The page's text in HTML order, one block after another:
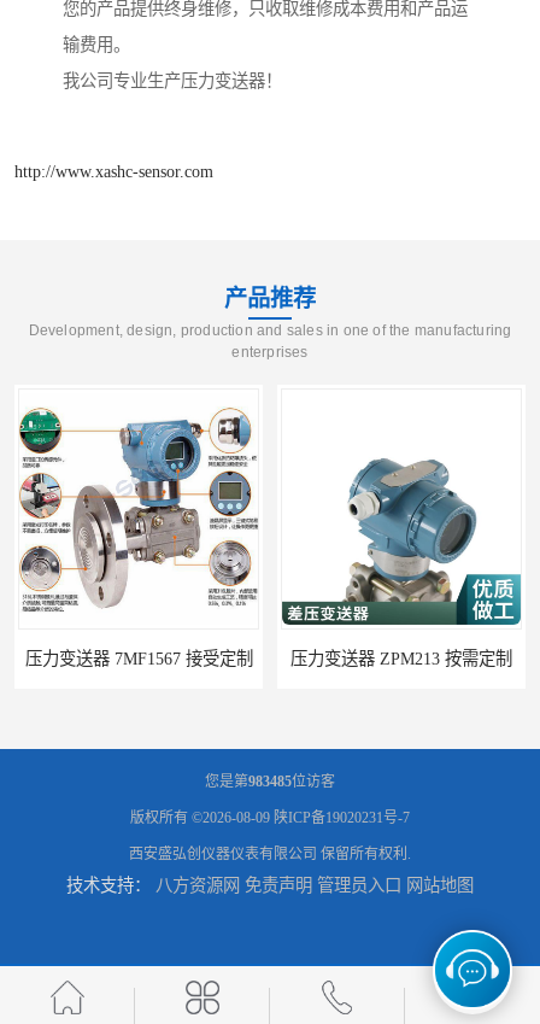
您的产品提供终身维修，只收取维修成本费用和产品运
输费用。
我公司专业生产压力变送器！
http://www.xashc-sensor.com
产品推荐
Development, design, production and sales in one of the manufacturing
enterprises
压力变送器 ZPM213 按需定制 压力变送器 ZF-S-X 性能稳定
压力变送器 P300S 施工方案 压力变送器 HG2000 使用方便
您是第983485位访客
版权所有 ©2026-08-09 陕ICP备19020231号-7
西安盛弘创仪器仪表有限公司 保留所有权利.
技术支持： 八方资源网 免责声明 管理员入口 网站地图